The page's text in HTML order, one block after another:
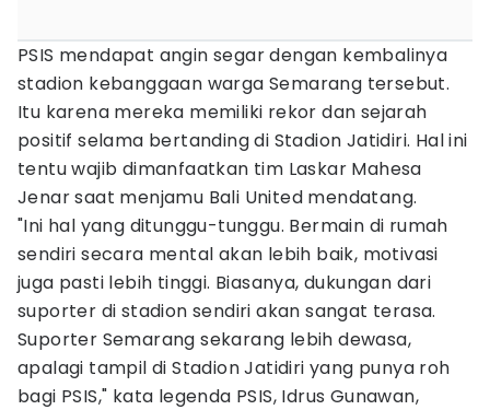
PSIS mendapat angin segar dengan kembalinya
stadion kebanggaan warga Semarang tersebut.
Itu karena mereka memiliki rekor dan sejarah
positif selama bertanding di Stadion Jatidiri. Hal ini
tentu wajib dimanfaatkan tim Laskar Mahesa
Jenar saat menjamu Bali United mendatang.
"Ini hal yang ditunggu-tunggu. Bermain di rumah
sendiri secara mental akan lebih baik, motivasi
juga pasti lebih tinggi. Biasanya, dukungan dari
suporter di stadion sendiri akan sangat terasa.
Suporter Semarang sekarang lebih dewasa,
apalagi tampil di Stadion Jatidiri yang punya roh
bagi PSIS," kata legenda PSIS, Idrus Gunawan,